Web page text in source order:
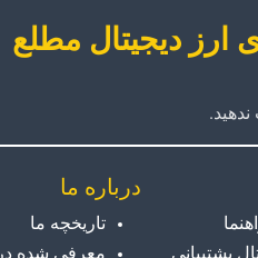
ارز دیجیتال مطلع
پشتیبانی
درباره ما
تاریخچه ما
معرفی شده در